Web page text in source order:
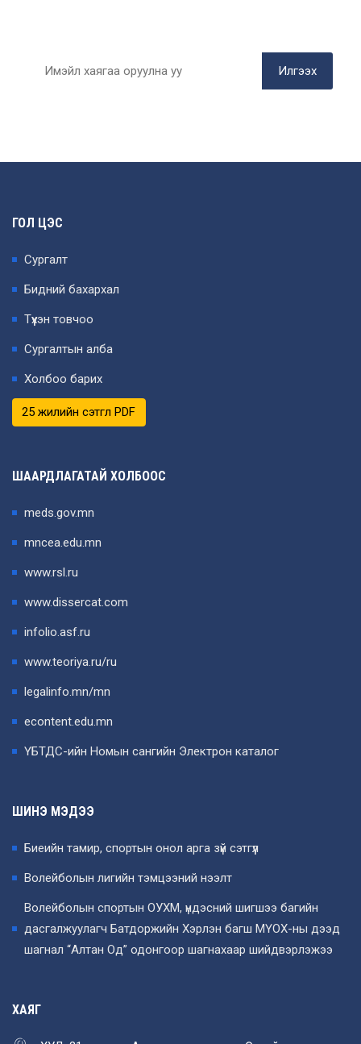
Илгээх
ГОЛ ЦЭС
Сургалт
Бидний бахархал
Түүхэн товчоо
Сургалтын алба
Холбоо барих
25 жилийн сэтгүүл PDF
ШААРДЛАГАТАЙ ХОЛБООС
meds.gov.mn
mncea.edu.mn
www.rsl.ru
www.dissercat.com
infolio.asf.ru
www.teoriya.ru/ru
legalinfo.mn/mn
econtent.edu.mn
ҮБТДС-ийн Номын сангийн Электрон каталог
ШИНЭ МЭДЭЭ
Биеийн тамир, спортын онол арга зүй сэтгүүл
Волейболын лигийн тэмцээний нээлт
Волейболын спортын ОУХМ, үндэсний шигшээ багийн
дасгалжуулагч Батдоржийн Хэрлэн багш МҮОХ-ны дээд
шагнал “Алтан Од” одонгоор шагнахаар шийдвэрлэжээ
ХАЯГ